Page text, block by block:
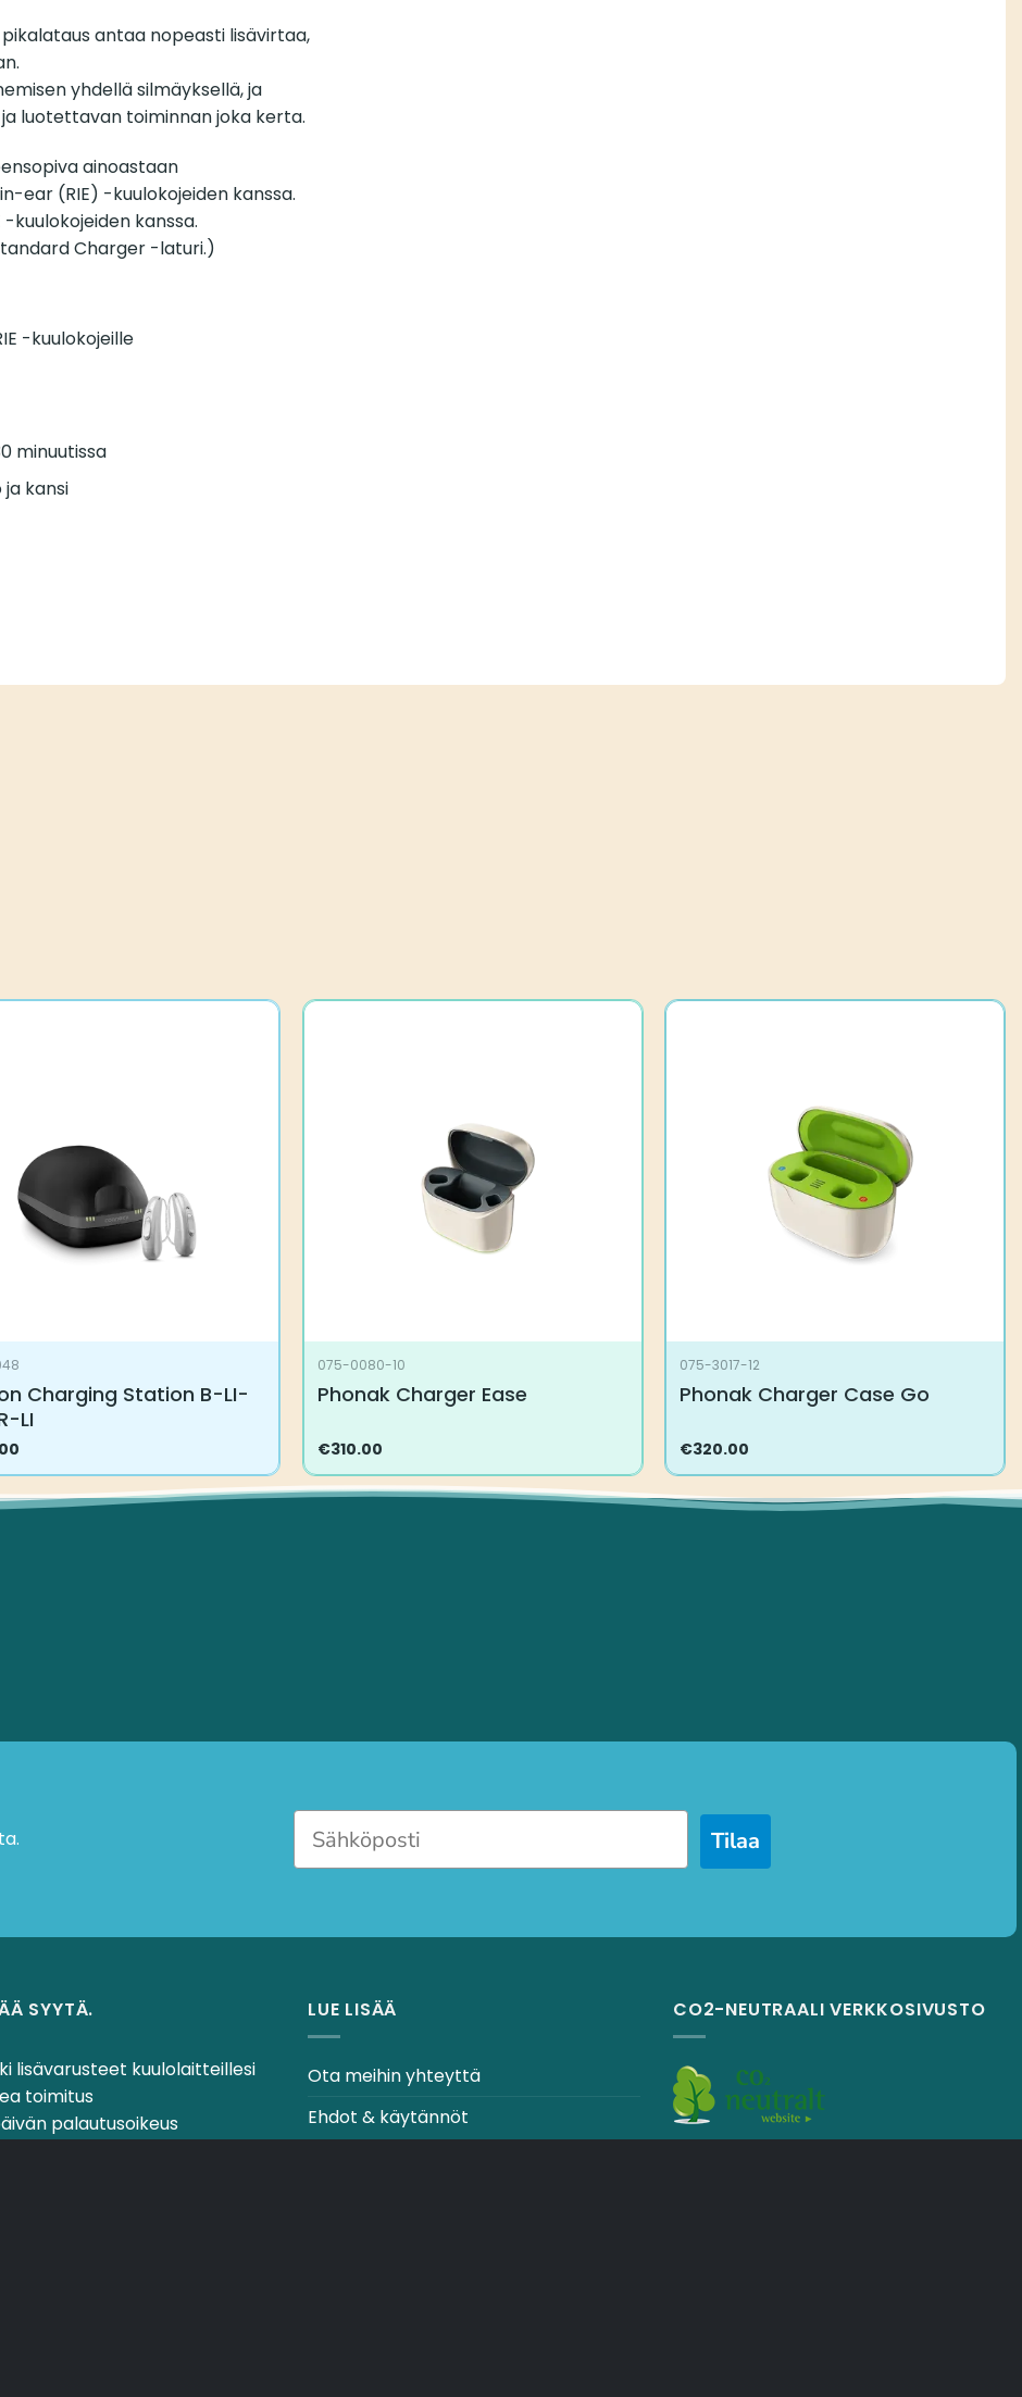
antaa nopeasti lisävirtaa,
yhdellä silmäyksellä, ja
luotettavan toiminnan joka kerta.
ainoastaan
ear (RIE) -kuulokojeiden kanssa.
kuulokojeiden kanssa.
Charger -laturi.)
-kuulokojeille
minuutissa
kansi
Charging Station B-LI-
LI
075-0080-10
Phonak Charger Ease
€310.00
075-3017-12
Phonak Charger Case Go
€320.00
Tilaa
SYYTÄ.
lisävarusteet kuulolaitteillesi
toimitus
palautusoikeus
LUE LISÄÄ
Ota meihin yhteyttä
Ehdot & käytännöt
CO2-NEUTRAALI VERKKOSIVUSTO